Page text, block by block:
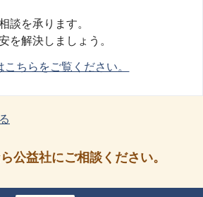
談を承ります。
を解決しましょう。
ちらをご覧ください。
公益社にご相談ください。